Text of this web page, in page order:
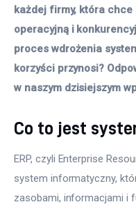
każdej firmy, która chce
operacyjną i
proces wdrożenia
korzyści przynosi?
w naszym dzisiejszym
Co to jest
ERP, czyli Enterprise
system informatyczny,
zasobami, informacjami i